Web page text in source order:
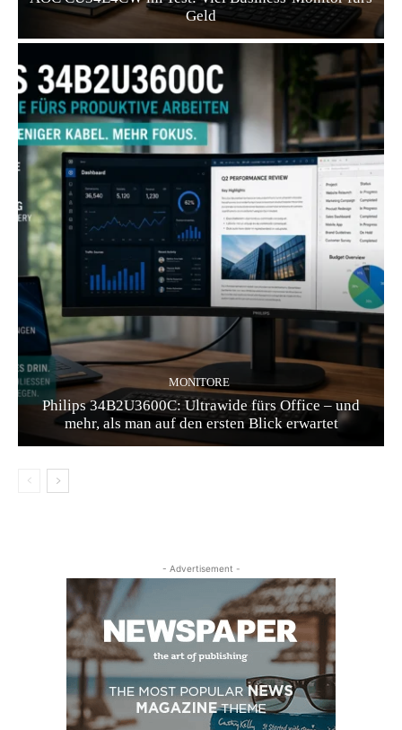
Geld
MONITORE
Philips 34B2U3600C: Ultrawide fürs Office – und
mehr, als man auf den ersten Blick erwartet
- Advertisement -